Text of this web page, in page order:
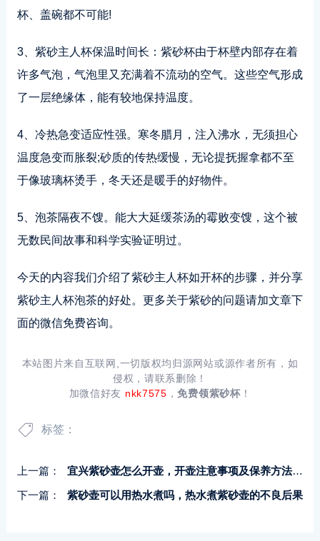
杯、盖碗都不可能!
3、紫砂主人杯保温时间长：紫砂杯由于杯壁内部存在着
许多气泡，气泡里又充满着不流动的空气。这些空气形成
了一层绝缘体，能有较地保持温度。
4、冷热急变适应性强。寒冬腊月，注入沸水，无须担心
温度急变而胀裂;砂质的传热缓慢，无论提抚握拿都不至
于像玻璃杯烫手，冬天还是暖手的好物件。
5、泡茶隔夜不馊。能大大延缓茶汤的霉败变馊，这个被
无数民间故事和科学实验证明过。
今天的内容我们介绍了紫砂主人杯如开杯的步骤，并分享
紫砂主人杯泡茶的好处。更多关于紫砂的问题请加文章下
面的微信免费咨询。
本站图片来自互联网,一切版权均归源网站或源作者所有，如
侵权，请联系删除！
加微信好友 nkk7575 ，免费领紫砂杯！
标签：
上一篇：
宜兴紫砂壶怎么开壶，开壶注意事项及保养方法分享
下一篇：
紫砂壶可以用热水煮吗，热水煮紫砂壶的不良后果